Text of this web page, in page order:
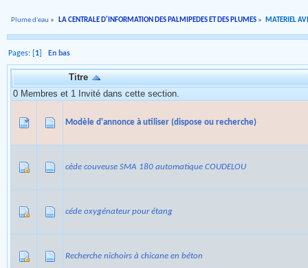
Plume d'eau » LA CENTRALE D'INFORMATION DES PALMIPEDES ET DES PLUMES » MATERIEL
Pages: [ 1 ]En bas
Titre
0 Membres et 1 Invité dans cette section.
Modèle d'annonce à utiliser (dispose ou recherche)
cède couveuse SMA 180 automatique COUDELOU
céde oxygénateur pour étang
Recherche nichoirs à chicane en béton